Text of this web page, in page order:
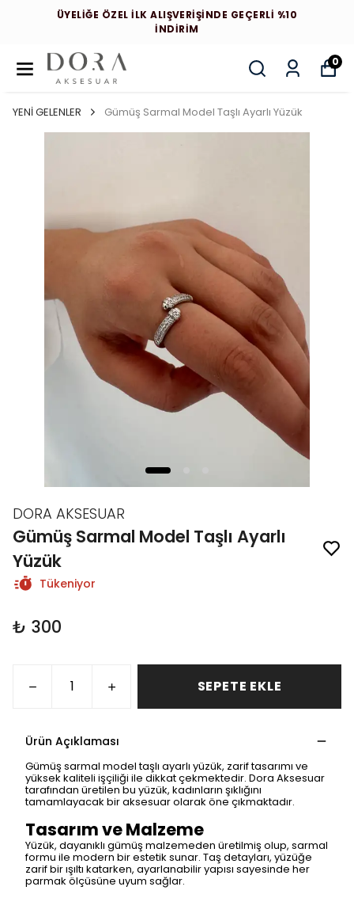
ÜYELİĞE ÖZEL İLK ALIŞVERİŞİNDE GEÇERLİ %10
İNDİRİM
0
YENİ GELENLER Gümüş Sarmal Model Taşlı Ayarlı Yüzük
DORA AKSESUAR
Gümüş Sarmal Model Taşlı Ayarlı
Yüzük
Tükeniyor
₺ 300
SEPETE EKLE
Ürün Açıklaması
Gümüş sarmal model taşlı ayarlı yüzük, zarif tasarımı ve
yüksek kaliteli işçiliği ile dikkat çekmektedir. Dora Aksesuar
tarafından üretilen bu yüzük, kadınların şıklığını
tamamlayacak bir aksesuar olarak öne çıkmaktadır.
Tasarım ve Malzeme
Yüzük, dayanıklı gümüş malzemeden üretilmiş olup, sarmal
formu ile modern bir estetik sunar. Taş detayları, yüzüğe
zarif bir ışıltı katarken, ayarlanabilir yapısı sayesinde her
parmak ölçüsüne uyum sağlar.